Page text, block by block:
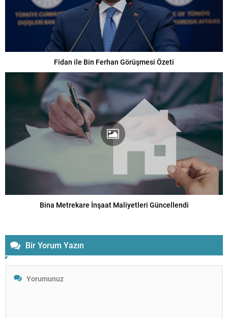
Fidan ile Bin Ferhan Görüşmesi Özeti
Bina Metrekare İnşaat Maliyetleri Güncellendi
Bir Yorum Yazın